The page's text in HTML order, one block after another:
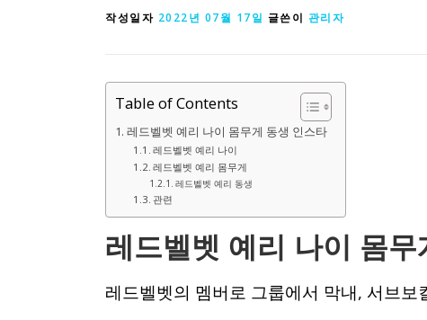
작성일자 2022년 07월 17일 글쓴이 관리자
Table of Contents
레드벨벳 예리 나이 몸무게 동생 인스타
레드벨벳 예리 나이
레드벨벳 예리 몸무게
레드벨벳 예리 동생
관련
레드벨벳 예리 나이 몸
레드벨벳의 멤버로 그룹에서 막내, 서브보